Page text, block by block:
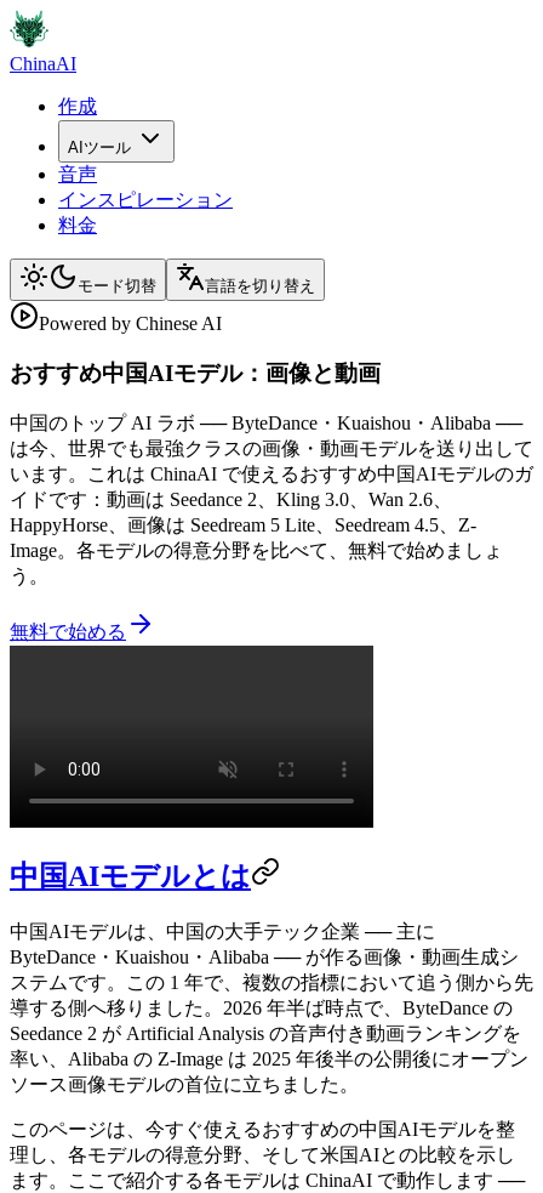
ChinaAI
作成
AIツール
音声
インスピレーション
料金
モード切替 言語を切り替え
Powered by Chinese AI
おすすめ中国AIモデル：画像と動画
中国のトップ AI ラボ ── ByteDance・Kuaishou・Alibaba ──
は今、世界でも最強クラスの画像・動画モデルを送り出して
います。これは ChinaAI で使えるおすすめ中国AIモデルのガ
イドです：動画は Seedance 2、Kling 3.0、Wan 2.6、
HappyHorse、画像は Seedream 5 Lite、Seedream 4.5、Z-
Image。各モデルの得意分野を比べて、無料で始めましょ
う。
無料で始める
中国AIモデルとは
中国AIモデルは、中国の大手テック企業 ── 主に
ByteDance・Kuaishou・Alibaba ── が作る画像・動画生成シ
ステムです。この 1 年で、複数の指標において追う側から先
導する側へ移りました。2026 年半ば時点で、ByteDance の
Seedance 2 が Artificial Analysis の音声付き動画ランキングを
率い、Alibaba の Z-Image は 2025 年後半の公開後にオープン
ソース画像モデルの首位に立ちました。
このページは、今すぐ使えるおすすめの中国AIモデルを整
理し、各モデルの得意分野、そして米国AIとの比較を示し
ます。ここで紹介する各モデルは ChinaAI で動作します ──